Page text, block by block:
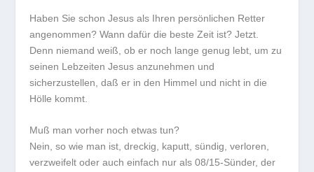
Haben Sie schon Jesus als Ihren persönlichen Retter
angenommen? Wann dafür die beste Zeit ist? Jetzt.
Denn niemand weiß, ob er noch lange genug lebt, um zu
seinen Lebzeiten Jesus anzunehmen und
sicherzustellen, daß er in den Himmel und nicht in die
Hölle kommt.
Muß man vorher noch etwas tun?
Nein, so wie man ist, dreckig, kaputt, sündig, verloren,
verzweifelt oder auch einfach nur als 08/15-Sünder, der